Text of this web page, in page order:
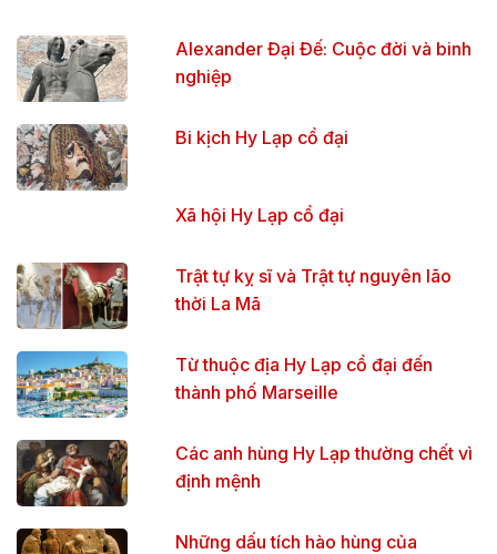
Alexander Đại Đế: Cuộc đời và binh
nghiệp
Bi kịch Hy Lạp cổ đại
Xã hội Hy Lạp cổ đại
Trật tự kỵ sĩ và Trật tự nguyên lão
thời La Mã
Từ thuộc địa Hy Lạp cổ đại đến
thành phố Marseille
Các anh hùng Hy Lạp thường chết vì
định mệnh
Những dấu tích hào hùng của